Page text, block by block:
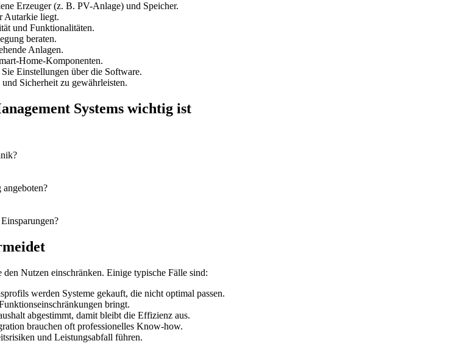
Erzeuger (z. B. PV-Anlage) und Speicher.
Autarkie liegt.
und Funktionalitäten.
beraten.
Anlagen.
Home-Komponenten.
Einstellungen über die Software.
Sicherheit zu gewährleisten.
Systems wichtig ist
Nutzen einschränken. Einige typische Fälle sind:
werden Systeme gekauft, die nicht optimal passen.
bringt.
abgestimmt, damit bleibt die Effizienz aus.
brauchen oft professionelles Know-how.
und Leistungsabfall führen.